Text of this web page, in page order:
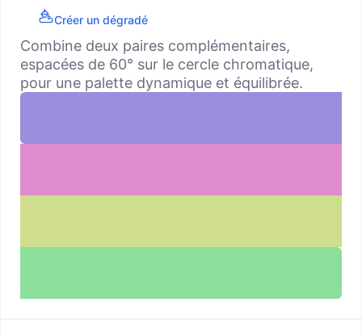
Créer un dégradé
Combine deux paires complémentaires,
espacées de 60° sur le cercle chromatique,
pour une palette dynamique et équilibrée.